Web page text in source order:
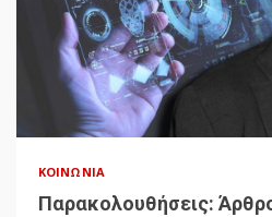
ΚΟΙΝΩΝΊΑ
Παρακολουθήσεις: